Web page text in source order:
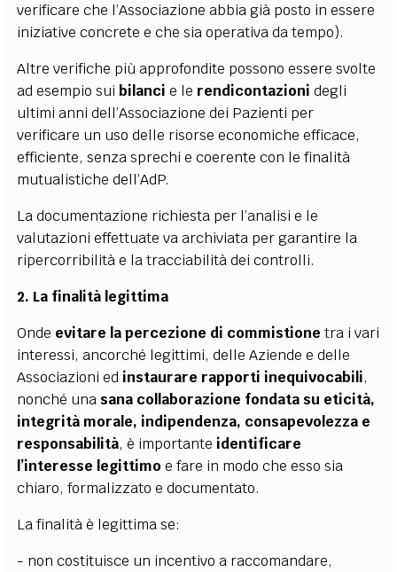
verificare che l’Associazione abbia già posto in essere
iniziative concrete e che sia operativa da tempo).
Altre verifiche più approfondite possono essere svolte
ad esempiosuibilancie le rendicontazioni degli
ultimi anni dell’Associazione dei Pazienti per
verificare un uso delle risorse economiche efficace,
efficiente, senza sprechi e coerente con le finalità
mutualistiche dell’AdP.
La documentazione richiesta per l’analisi e le
valutazioni effettuate va archiviata per garantire la
ripercorribilità e la tracciabilità dei controlli.
2. La finalità legittima
Onde evitare la percezione di commistione tra i vari
interessi, ancorché legittimi, delle Aziende e delle
Associazioni ed instaurare rapporti inequivocabili,
nonché una sana collaborazione fondata su eticità,
integrità morale, indipendenza, consapevolezza e
responsabilità, è importante identificare
l’interesse legittimo e fare in modo cheessosia
chiaro, formalizzato e documentato.
La finalità è legittima se:
- non costituisce un incentivo a raccomandare,